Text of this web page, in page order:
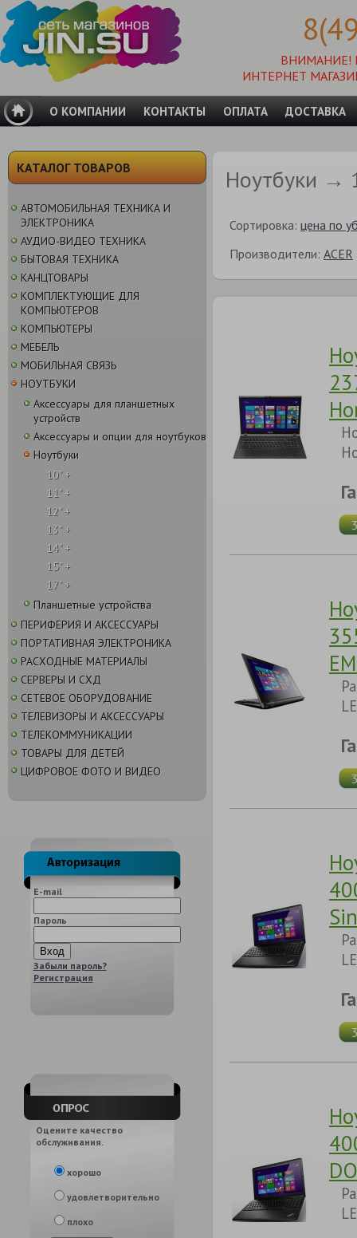
ВНИМАНИЕ!
ИНТЕРНЕТ
О КОМПАНИИ КОНТАКТЫ ОПЛАТА ДОСТАВКА
КАТАЛОГ ТОВАРОВ
АВТОМОБИЛЬНАЯ ТЕХНИКА И
ЭЛЕКТРОНИКА
АУДИО-ВИДЕО ТЕХНИКА
БЫТОВАЯ ТЕХНИКА
КАНЦТОВАРЫ
КОМПЛЕКТУЮЩИЕ ДЛЯ
КОМПЬЮТЕРОВ
КОМПЬЮТЕРЫ
МЕБЕЛЬ
МОБИЛЬНАЯ СВЯЗЬ
НОУТБУКИ
Аксессуары для планшетных
устройств
Аксессуары и опции для ноутбуков
Ноутбуки
10" +
11" +
12" +
13" +
14" +
15" +
17" +
Планшетные устройства
ПЕРИФЕРИЯ И АКСЕССУАРЫ
ПОРТАТИВНАЯ ЭЛЕКТРОНИКА
РАСХОДНЫЕ МАТЕРИАЛЫ
СЕРВЕРЫ И СХД
СЕТЕВОЕ ОБОРУДОВАНИЕ
ТЕЛЕВИЗОРЫ И АКСЕССУАРЫ
ТЕЛЕКОММУНИКАЦИИ
ТОВАРЫ ДЛЯ ДЕТЕЙ
ЦИФРОВОЕ ФОТО И ВИДЕО
E-mail
Пароль
Забыли пароль?
Регистрация
Оцените качество
обслуживания.
хорошо
удовлетворительно
плохо
Ноутбуки →
Сортировка: цена по
Производители: ACER